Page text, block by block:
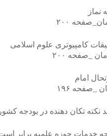
نماز
کامپیوتری علوم اسلامی
امام
نکته تکان دهنده در بودجه